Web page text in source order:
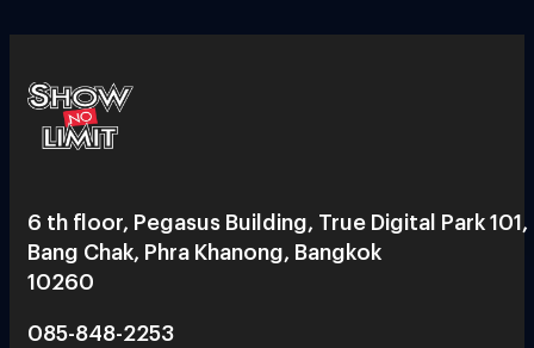
6 th floor, Pegasus Building, True Digital Park 101,
Bang Chak, Phra Khanong, Bangkok
10260
085-848-2253